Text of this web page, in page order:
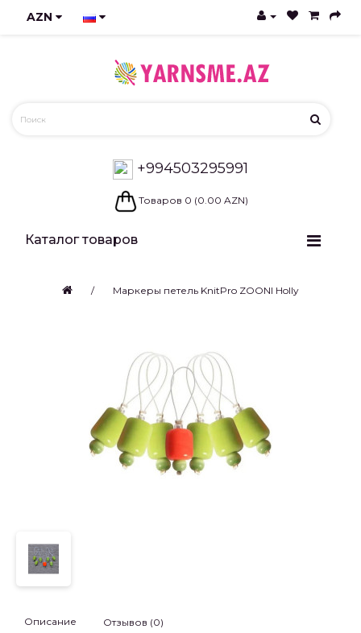
AZN
+994503295991
Товаров 0 (0.00 AZN)
Каталог товаров
Маркеры петель KnitPro ZOONI Holly
Описание Отзывов (0)